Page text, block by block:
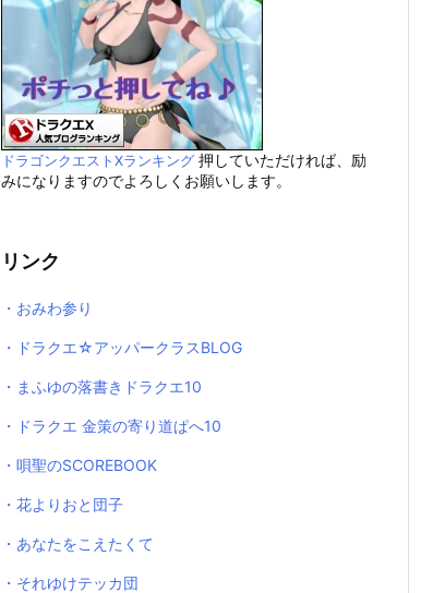
ドラゴンクエストXランキング 押していただければ、励
みになりますのでよろしくお願いします。
リンク
・おみわ参り
・ドラクエ☆アッパークラスBLOG
・まふゆの落書きドラクエ10
・ドラクエ 金策の寄り道ぱへ10
・唄聖のSCOREBOOK
・花よりおと団子
・あなたをこえたくて
・それゆけテッカ団